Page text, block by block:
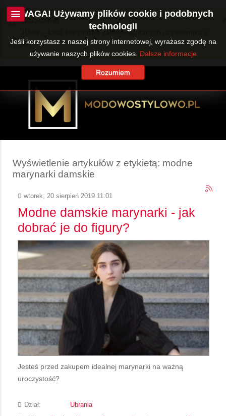
Ostrzeżenie
JUser::_load: Nie można załadować danych użytkownika o
ID: 360.
Wyświetlenie artykułów z etykietą: modne
marynarki damskie
wtorek, 20 sierpień 2019 11:01
Modne damskie marynarki - jak
dobrać je do figury?
Jesteś przed zakupem idealnej marynarki na ważną
uroczystość?
Dział: Ubrania
UWAGA! Używamy plików cookie i podobnych
technologii
Jeśli korzystasz z naszej strony internetowej, wyrażasz zgodę na
używanie naszych plików cookies. Dalsze informacje
Rozumiem